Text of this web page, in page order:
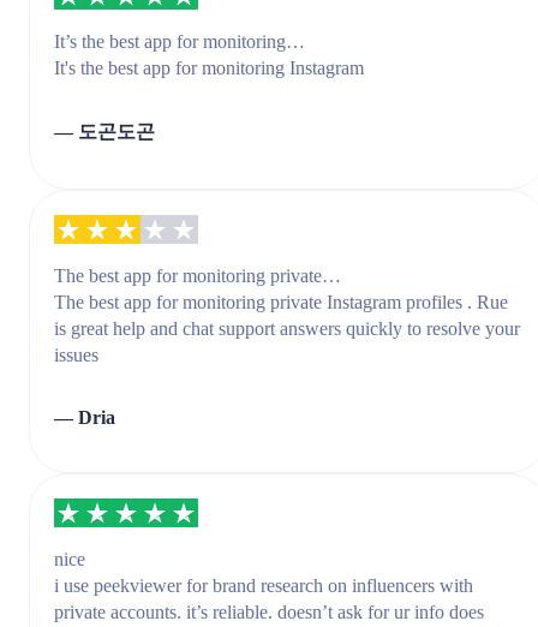
It’s the best app for monitoring…
It's the best app for monitoring Instagram
— 도곤도곤
The best app for monitoring private…
The best app for monitoring private Instagram profiles . Rue
is great help and chat support answers quickly to resolve your
issues
— Dria
nice
i use peekviewer for brand research on influencers with
private accounts. it’s reliable. doesn’t ask for ur info does